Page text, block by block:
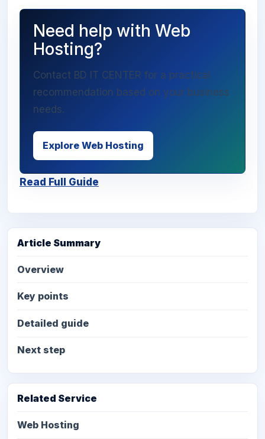
Need help with Web
Hosting?
Contact BD IT CENTER for a practical
recommendation based on your business
needs.
Explore Web Hosting
Read Full Guide
Article Summary
Overview
Key points
Detailed guide
Next step
Related Service
Web Hosting